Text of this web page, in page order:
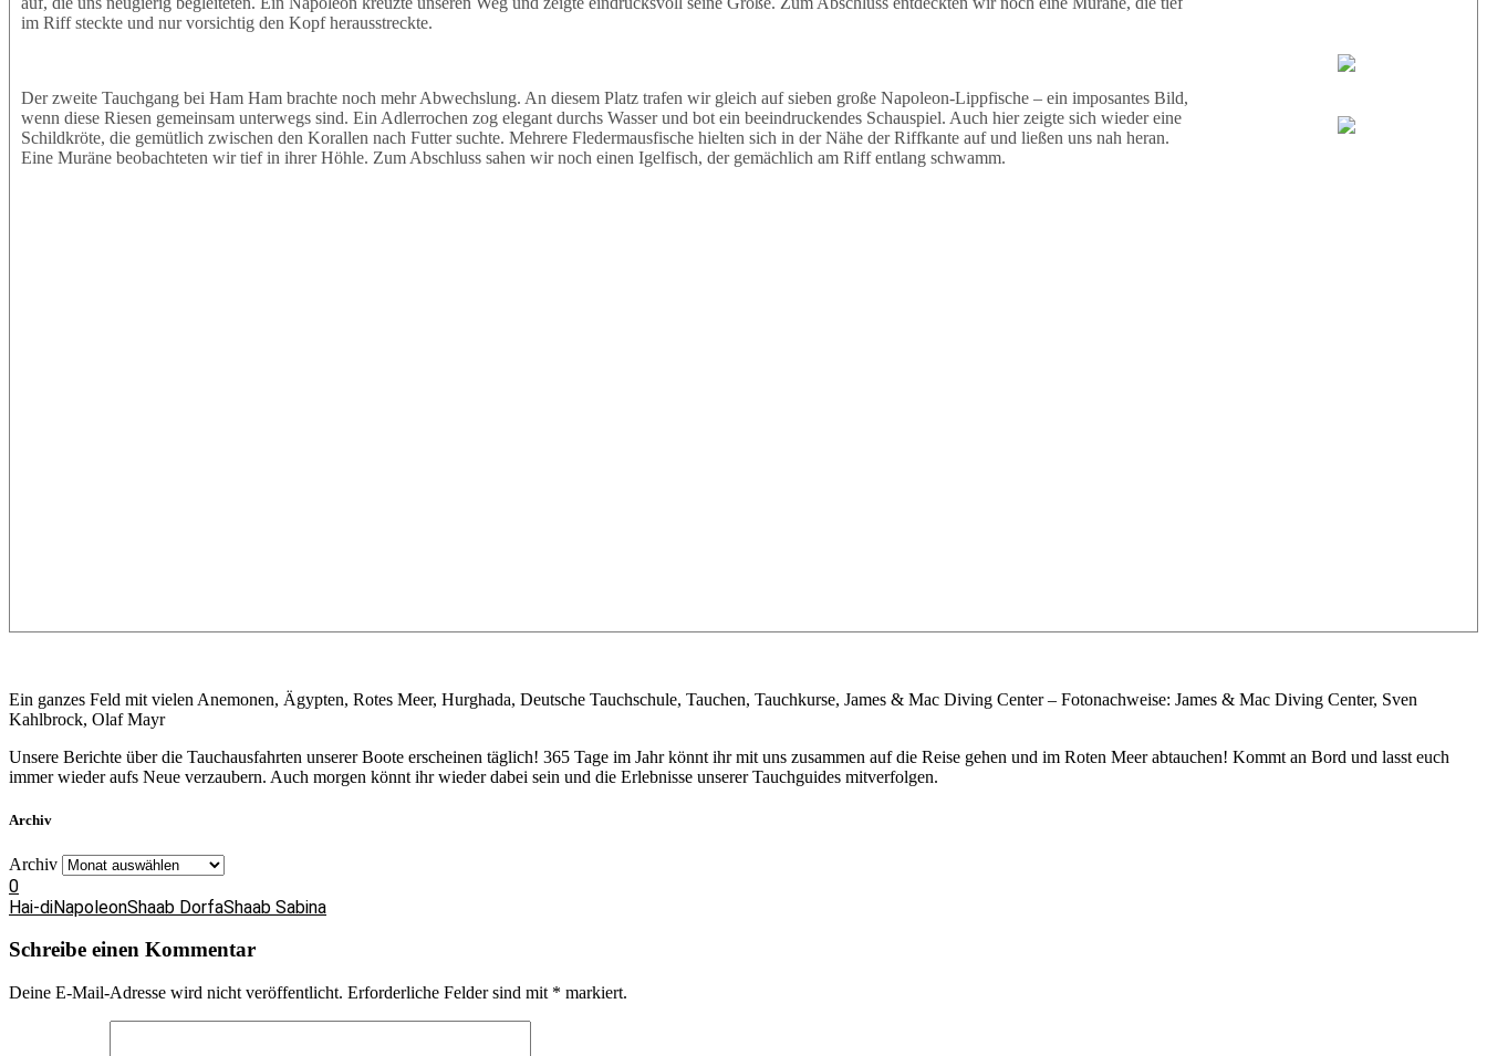
im Riff steckte und nur vorsichtig den Kopf herausstreckte.
Der zweite Tauchgang bei Ham Ham brachte noch mehr Abwechslung. An diesem Platz trafen wir gleich auf sieben große Napoleon-Lippfische – ein imposantes Bild,
wenn diese Riesen gemeinsam unterwegs sind. Ein Adlerrochen zog elegant durchs Wasser und bot ein beeindruckendes Schauspiel. Auch hier zeigte sich wieder eine
Schildkröte, die gemütlich zwischen den Korallen nach Futter suchte. Mehrere Fledermausfische hielten sich in der Nähe der Riffkante auf und ließen uns nah heran.
Eine Muräne beobachteten wir tief in ihrer Höhle. Zum Abschluss sahen wir noch einen Igelfisch, der gemächlich am Riff entlang schwamm.
Ein ganzes Feld mit vielen Anemonen, Ägypten, Rotes Meer, Hurghada, Deutsche Tauchschule, Tauchen, Tauchkurse, James & Mac Diving Center – Fotonachweise: James & Mac Diving Center, Sven
Kahlbrock, Olaf Mayr
Unsere Berichte über die Tauchausfahrten unserer Boote erscheinen täglich! 365 Tage im Jahr könnt ihr mit uns zusammen auf die Reise gehen und im Roten Meer abtauchen! Kommt an Bord und lasst euch
immer wieder aufs Neue verzaubern. Auch morgen könnt ihr wieder dabei sein und die Erlebnisse unserer Tauchguides mitverfolgen.
Archiv
Archiv
0
Hai-diNapoleonShaab DorfaShaab Sabina
Schreibe einen Kommentar
Deine E-Mail-Adresse wird nicht veröffentlicht. Erforderliche Felder sind mit * markiert.